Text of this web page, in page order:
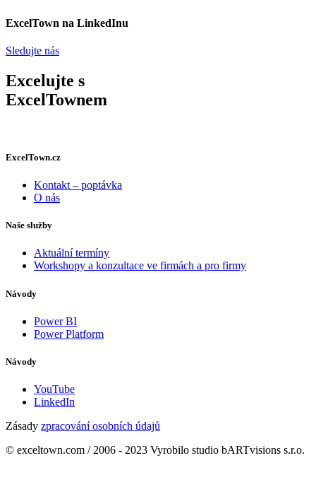
ExcelTown na LinkedInu
Sledujte nás
Excelujte s
ExcelTownem
ExcelTown.cz
Kontakt – poptávka
O nás
Naše služby
Aktuální termíny
Workshopy a konzultace ve firmách a pro firmy
Návody
Power BI
Power Platform
Návody
YouTube
LinkedIn
Zásady zpracování osobních údajů
© exceltown.com / 2006 - 2023 Vyrobilo studio bARTvisions s.r.o.